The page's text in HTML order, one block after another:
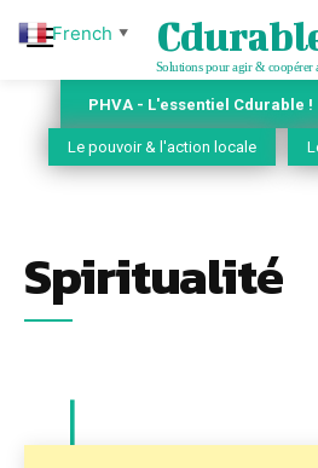
Solutions pour agir & coopérer
PHVA - L'essentiel Cdurable !
Le pouvoir & l'action locale
Spiritualité
French ▼